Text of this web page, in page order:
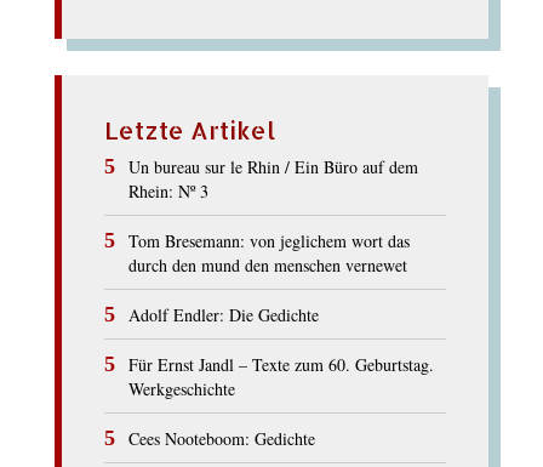
Letzte Artikel
Un bureau sur le Rhin / Ein Büro auf dem
Rhein: Nº 3
Tom Bresemann: von jeglichem wort das
durch den mund den menschen vernewet
Adolf Endler: Die Gedichte
Für Ernst Jandl – Texte zum 60. Geburtstag.
Werkgeschichte
Cees Nooteboom: Gedichte